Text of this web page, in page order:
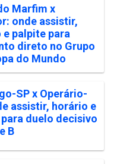
Marfim x
onde assistir,
e palpite para
direto no Grupo
do Mundo
SP x Operário-
assistir, horário e
duelo decisivo
B